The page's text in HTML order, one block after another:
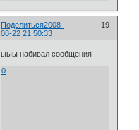
Поделиться 19
2008-
08-22 21:50:33
ыыы набивал сообщения
0